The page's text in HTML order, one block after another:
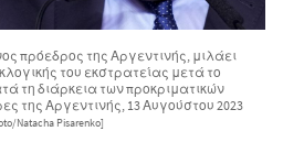
πρόεδρος της Αργεντινής, μιλάει
του εκστρατείας μετά το
τη διάρκεια των προκριματικών
της Αργεντινής, 13 Αυγούστου 2023
Natacha Pisarenko]